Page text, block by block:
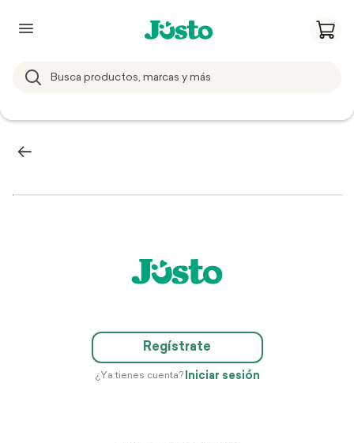
Regístrate
¿Ya tienes cuenta? Iniciar sesión